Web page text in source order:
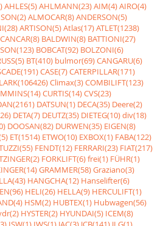
AHLES(5)AHLMANN(23)AIM(4)AIRO(4)
ALMOCAR(8)ANDERSON(5)
ARTISON(5)Atlas(17)ATLET(1238)
BALDWIN(8) BATTIONI(27)
BOBCAT(92) BOLZONI(6)
BT(410) bulmor(69)CANGARU(6)
CASE(7)CATERPILLAR(171)
Climax(3)COMBILIFT(123)
CURTIS(14)CVS(23)
DATSUN(1) DECA(35) Deere(2)
DETA(7) DEUTZ(35) DIETEG(10)div(18)
DOOSAN(82) DURWEN(35) EIGEN(8)
ET(1514) ETWO(10) EXBOX(1) FABA(122)
FENDT(12) FERRARI(23) FIAT(217)
FORKLIFT(6)frei(1) FÜHR(1)
GRAMMER(58)Graziano(3)
HANGCHA(12) Hanselifter(6)
HELI(26) HELLA(9) HERCULIFT(1)
HSM(2) HUBTEX(1) Hubwagen(56)
HYSTER(2) HYUNDAI(5) ICEM(8)